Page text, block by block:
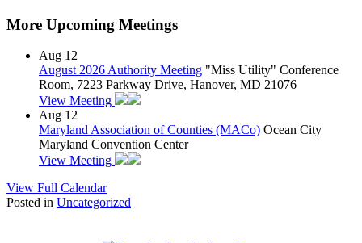
More Upcoming Meetings
Aug 12
August 2026 Authority Meeting "Miss Utility" Conference
Room, 7223 Parkway Drive, Hanover, MD 21076
View Meeting
Aug 12
Maryland Association of Counties (MACo) Ocean City
Maryland Convention Center
View Meeting
View Full Calendar
Posted in Uncategorized